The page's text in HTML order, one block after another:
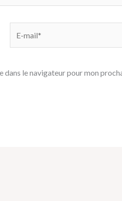
mail*
dans le navigateur pour mon